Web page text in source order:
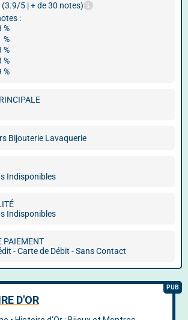
(3.9/5 | + de 30 notes)
:
%
%
%
%
%
Bijouterie Lavaquerie
Indisponibles
Indisponibles
PAIEMENT
- Carte de Débit - Sans Contact